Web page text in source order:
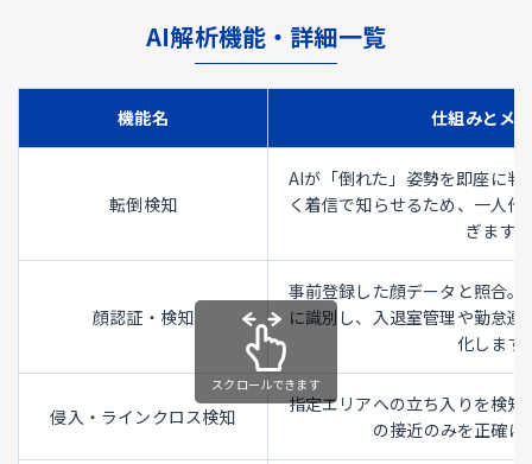
AI解析機能・詳細一覧
機能名 仕組みとメ
転倒検知
AIが「倒れた」姿勢を即座に判
く着信で知らせるため、一人
ぎます。
顔認証・検知
事前登録した顔データと照合
に識別し、入退室管理や勤怠
化します
侵入・ラインクロス検知
指定エリアへの立ち入りを検
の接近のみを正確に